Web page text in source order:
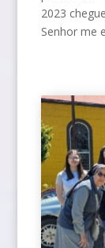
2023
Senhor me